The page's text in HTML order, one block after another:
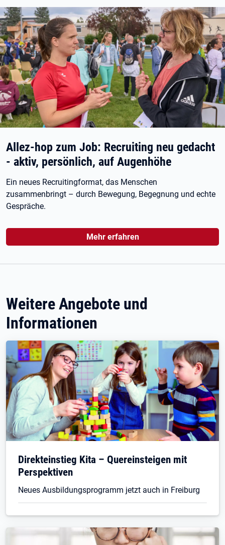
Allez-hop zum Job: Recruiting neu gedacht
- aktiv, persönlich, auf Augenhöhe
Ein neues Recruitingformat, das Menschen
zusammenbringt – durch Bewegung, Begegnung und echte
Gespräche.
Mehr erfahren
Weitere Angebote und
Informationen
Direkteinstieg Kita – Quereinsteigen mit
Perspektiven
Neues Ausbildungsprogramm jetzt auch in Freiburg